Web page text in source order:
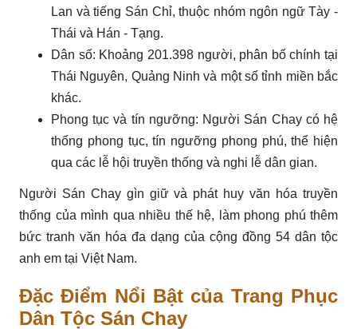
Lan và tiếng Sán Chỉ, thuộc nhóm ngôn ngữ Tày -
Thái và Hán - Tạng.
Dân số: Khoảng 201.398 người, phân bố chính tại
Thái Nguyên, Quảng Ninh và một số tỉnh miền bắc
khác.
Phong tục và tín ngưỡng: Người Sán Chay có hệ
thống phong tục, tín ngưỡng phong phú, thể hiện
qua các lễ hội truyền thống và nghi lễ dân gian.
Người Sán Chay gìn giữ và phát huy văn hóa truyền
thống của mình qua nhiều thế hệ, làm phong phú thêm
bức tranh văn hóa đa dạng của cộng đồng 54 dân tộc
anh em tại Việt Nam.
Đặc Điểm Nổi Bật của Trang Phục
Dân Tộc Sán Chay